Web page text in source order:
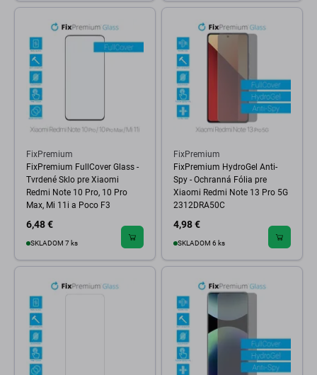
FixPremium
FixPremium FullCover Glass -
Tvrdené Sklo pre Xiaomi
Redmi Note 10 Pro, 10 Pro
Max, Mi 11i a Poco F3
6,48 €
SKLADOM 7 ks
FixPremium
FixPremium HydroGel Anti-
Spy - Ochranná Fólia pre
Xiaomi Redmi Note 13 Pro 5G
2312DRA50C
4,98 €
SKLADOM 6 ks